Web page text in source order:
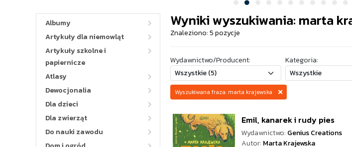
Albumy
Artykuły dla niemowląt
Artykuły szkolne i
papiernicze
Atlasy
Dewocjonalia
Dla dzieci
Dla zwierząt
Do nauki zawodu
Wyniki wyszukiwania: marta
Znaleziono: 5 pozycje
Wydawnictwo/Producent: Kategoria:
Wyszukiwana fraza: marta krajewska
Emil, kanarek i rudy pies
Wydawnictwo: Genius Creations
Autor: Marta Krajewska